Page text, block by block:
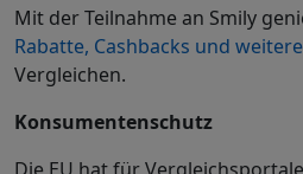
Mit der Teilnahme an Smily
Rabatte, Cashbacks und
Vergleichen.
Konsumentenschutz